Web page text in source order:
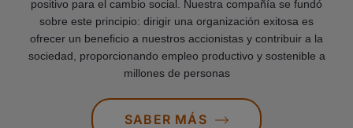
positivo para el cambio social. Nuestra compañía se fundó
sobre este principio: dirigir una organización exitosa es
ofrecer un beneficio a nuestros accionistas y contribuir a la
sociedad, proporcionando empleo productivo y sostenible a
millones de personas
SABER MÁS